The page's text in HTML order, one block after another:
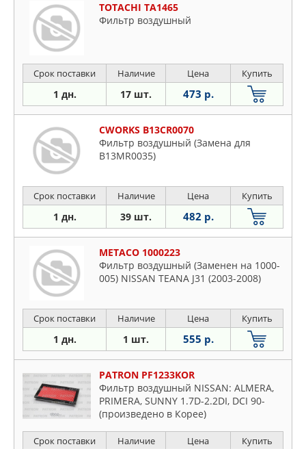
TOTACHI TA1465
Фильтр воздушный
Срок поставки Наличие Цена Купить
1 дн. 17 шт. 473 р.
CWORKS B13CR0070
Фильтр воздушный (Замена для
B13MR0035)
Срок поставки Наличие Цена Купить
1 дн. 39 шт. 482 р.
METACO 1000223
Фильтр воздушный (Заменен на 1000-
005) NISSAN TEANA J31 (2003-2008)
Срок поставки Наличие Цена Купить
1 дн. 1 шт. 555 р.
PATRON PF1233KOR
Фильтр воздушный NISSAN: ALMERA,
PRIMERA, SUNNY 1.7D-2.2DI, DCI 90-
(произведено в Корее)
Срок поставки Наличие Цена Купить